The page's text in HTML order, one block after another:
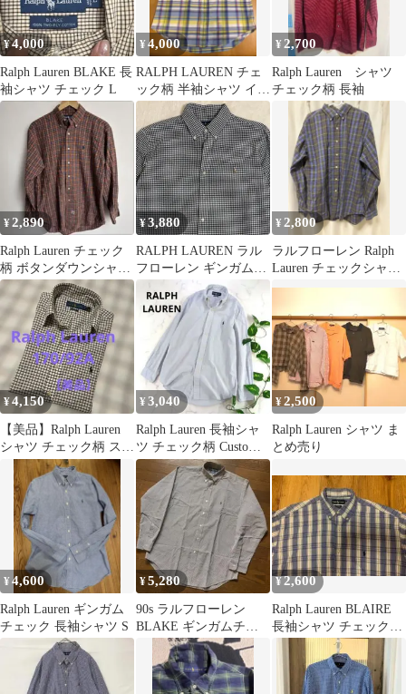
¥4,000
Ralph Lauren BLAKE 長
袖シャツ チェック L
¥4,000
RALPH LAUREN チェ
ック柄 半袖シャツ イエ
ロー M
¥ 2,700
Ralph Lauren シャツ
チェック柄 長袖
¥2,890
Ralph Lauren チェック
柄 ボタンダウンシャツ
長袖
¥3,880
RALPH LAUREN ラル
フローレン ギンガムチ
ェック XL 刺繍ポニー
¥ 2,800
ラルフローレン Ralph
Lauren チェックシャ
ツ 古着
¥4,150
【美品】Ralph Lauren
シャツ チェック柄 スリ
ムフィット S 薄手
¥3,040
Ralph Lauren 長袖シャ
ツ チェック柄 Custom
Fit
¥2,500
Ralph Lauren シャツ ま
とめ売り
¥4,600
Ralph Lauren ギンガム
チェック 長袖シャツ S
¥5,280
90s ラルフローレン
BLAKE ギンガムチェ
ック ロングスリーブシ
ャツ
¥2,600
Ralph Lauren BLAIRE
長袖シャツ チェック柄
LサイズＬ